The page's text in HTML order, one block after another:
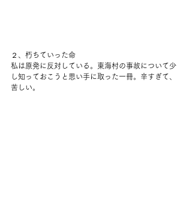
２、朽ちていった命
私は原発に反対している。東海村の事故について少
し知っておこうと思い手に取った一冊。辛すぎて、
苦しい。